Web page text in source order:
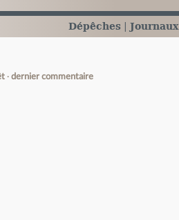
Dépêches Journaux
dernier commentaire